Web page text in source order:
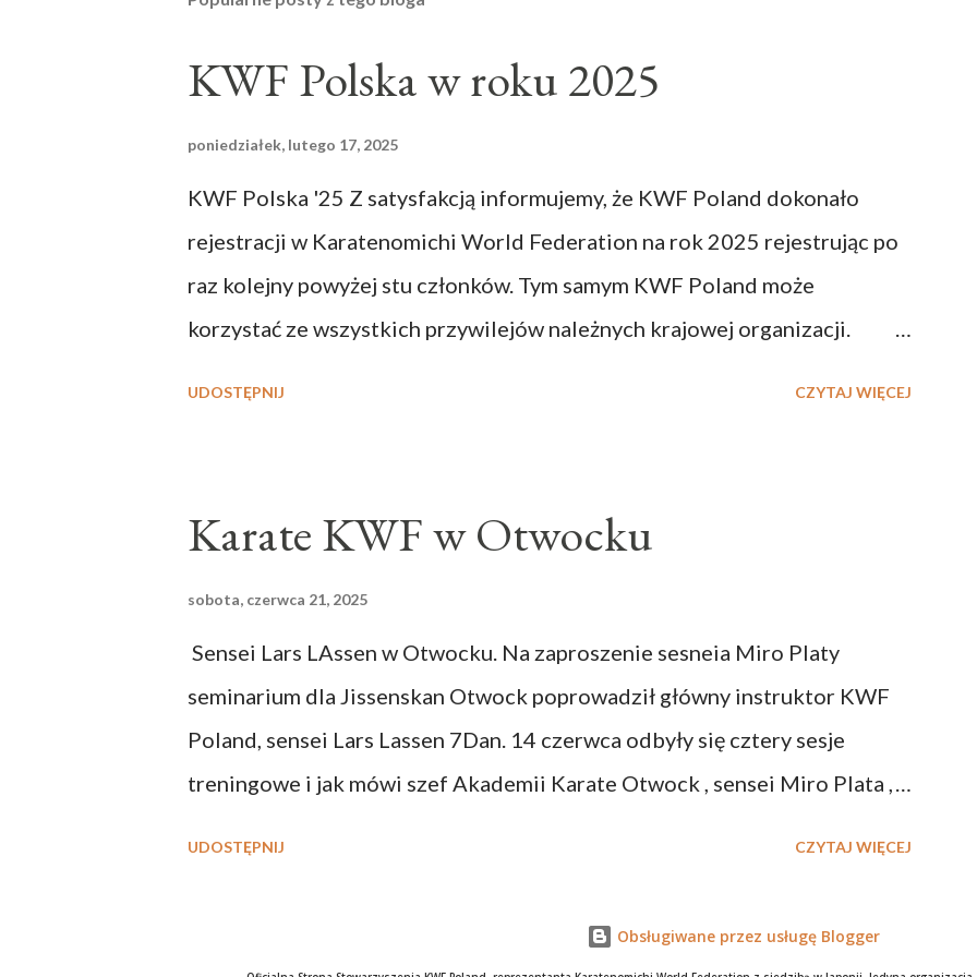
KWF Polska w roku 2025
poniedziałek, lutego 17, 2025
KWF Polska '25 Z satysfakcją informujemy, że KWF Poland dokonało
rejestracji w Karatenomichi World Federation na rok 2025 rejestrując po
raz kolejny powyżej stu członków. Tym samym KWF Poland może
korzystać ze wszystkich przywilejów należnych krajowej organizacji.
UDOSTĘPNIJ CZYTAJ WIĘCEJ
Karate KWF w Otwocku
sobota, czerwca 21, 2025
Sensei Lars LAssen w Otwocku. Na zaproszenie sesneia Miro Platy
seminarium dla Jissenskan Otwock poprowadził główny instruktor KWF
Poland, sensei Lars Lassen 7Dan. 14 czerwca odbyły się cztery sesje
treningowe i jak mówi szef Akademii Karate Otwock , sensei Miro Plata ,
UDOSTĘPNIJ CZYTAJ WIĘCEJ
Obsługiwane przez usługę Blogger